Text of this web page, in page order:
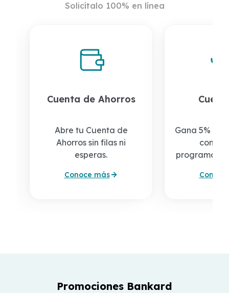
Solicítalo 100% en línea
Cuenta de Ahorros
Abre tu Cuenta de
Ahorros sin filas ni
esperas.
Conoce más
Gana 5% de
con tu
programado
Promociones Bankard